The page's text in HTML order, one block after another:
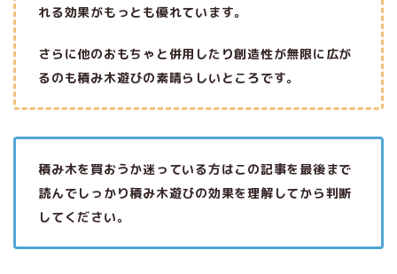
れる効果がもっとも優れています。
さらに他のおもちゃと併用したり創造性が無限に広が
るのも積み木遊びの素晴らしいところです。
積み木を買おうか迷っている方はこの記事を最後まで
読んでしっかり積み木遊びの効果を理解してから判断
してください。